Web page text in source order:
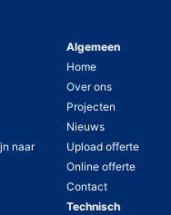
naar
Algemeen
Home
Over ons
Projecten
Nieuws
Upload offerte
Online offerte
Contact
Technisch